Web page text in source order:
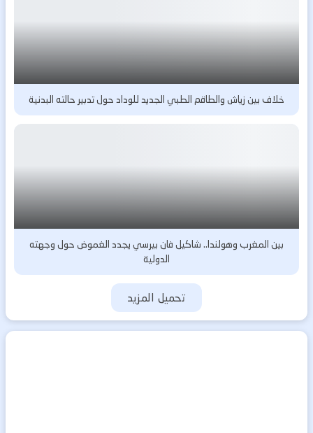
خلاف بين زياش والطاقم الطبي الجديد للوداد حول تدبير حالته البدنية
بين المغرب وهولندا.. شاكيل فان بيرسي يجدد الغموض حول وجهته
الدولية
تحميل المزيد